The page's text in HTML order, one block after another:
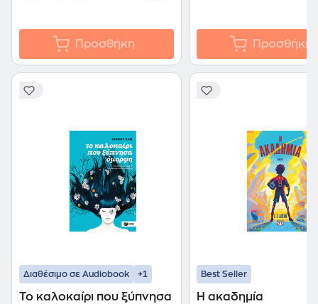
Προσθήκη Προσθήκη
Διαθέσιμο σε Audiobook +1
Το καλοκαίρι που ξύπνησα
Best Seller
Η ακαδημία